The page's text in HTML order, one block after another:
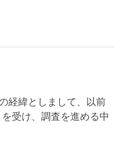
経緯としまして、以前
受け、調査を進める中